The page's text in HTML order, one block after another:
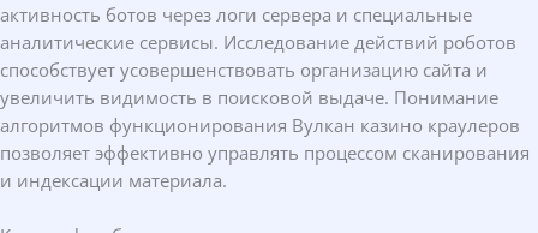
активность ботов через логи сервера и специальные
аналитические сервисы. Исследование действий роботов
способствует усовершенствовать организацию сайта и
увеличить видимость в поисковой выдаче. Понимание
алгоритмов функционирования Вулкан казино краулеров
позволяет эффективно управлять процессом сканирования
и индексации материала.